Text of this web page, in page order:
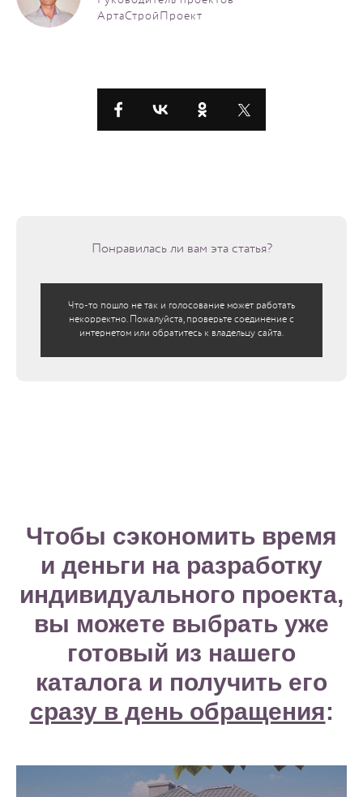
АртаСтройПроект
Понравилась ли вам эта статья?
Что-то пошло не так и голосование может работать
некорректно. Пожалуйста, проверьте соединение с
интернетом или обратитесь к владельцу сайта.
Чтобы сэкономить время
и деньги на разработку
индивидуального проекта,
вы можете выбрать уже
готовый из нашего
каталога и получить его
сразу в день обращения: